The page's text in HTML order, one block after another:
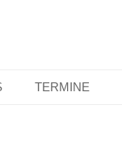
TERMINE